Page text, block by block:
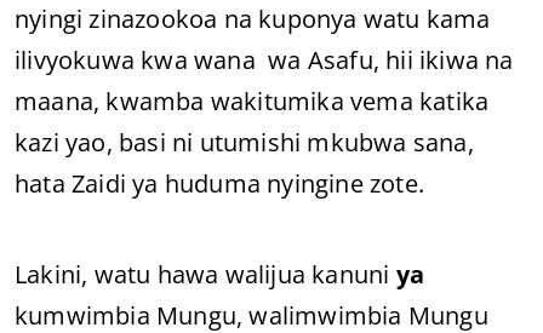
nyingi zinazookoa na kuponya watu kama
ilivyokuwa kwa wana wa Asafu, hii ikiwa na
maana, kwamba wakitumika vema katika
kazi yao, basi ni utumishi mkubwa sana,
hata Zaidi ya huduma nyingine zote.
Lakini, watu hawa walijua kanuni ya
kumwimbia Mungu, walimwimbia Mungu